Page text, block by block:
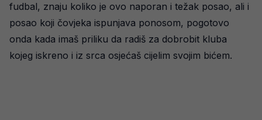
fudbal, znaju koliko je ovo naporan i težak posao, ali i
posao koji čovjeka ispunjava ponosom, pogotovo
onda kada imaš priliku da radiš za dobrobit kluba
kojeg iskreno i iz srca osjećaš cijelim svojim bićem.